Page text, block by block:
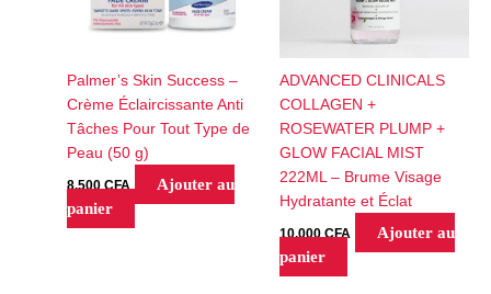
Palmer’s Skin Success –
Crème Éclaircissante Anti
Tâches Pour Tout Type de
Peau (50 g)
8,500CFA
Ajouter au
panier
ADVANCED CLINICALS
COLLAGEN +
ROSEWATER PLUMP +
GLOW FACIAL MIST
222ML – Brume Visage
Hydratante et Éclat
10,000CFA
Ajouter au
panier